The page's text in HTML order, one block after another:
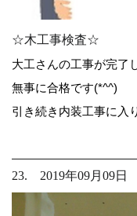
☆木工事検査☆
大工さんの工事が完了
無事に合格です(*^^)
引き続き内装工事に入
23. 2019年09月09日